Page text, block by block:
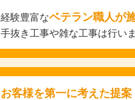
経験豊富なベテラン職人が
手抜き工事や雑な工事は行いま
お客様を第一に考えた提案